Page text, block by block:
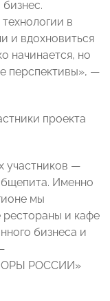
в
и вдохновиться
начинается, но
перспективы», —
проекта
участников —
Именно
мы
и кафе
бизнеса и
РОССИИ»